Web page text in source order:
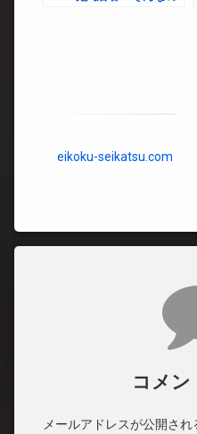
eikoku-seikatsu.com
コメン
メールアドレスが公開され